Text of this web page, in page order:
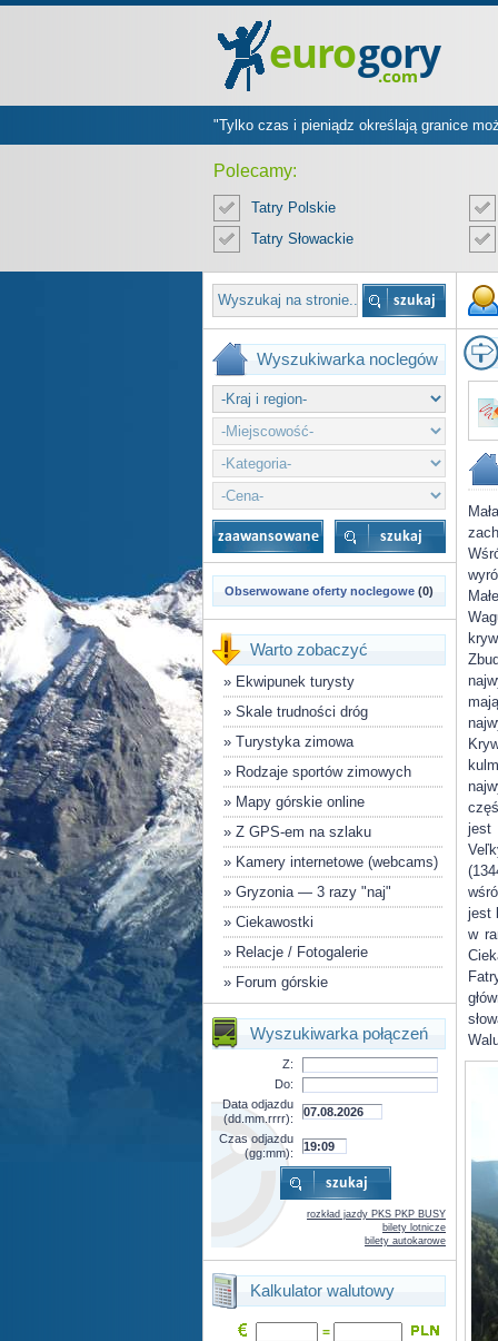
"Tylko czas i pieniądz określają granice
Polecamy:
Tatry Polskie
Tatry Słowackie
jest
jest
w
Wyszukiwarka noclegów
Obserwowane oferty noclegowe (0)
Warto zobaczyć
» Ekwipunek turysty
» Skale trudności dróg
» Turystyka zimowa
» Rodzaje sportów zimowych
» Mapy górskie online
» Z GPS-em na szlaku
» Kamery internetowe (webcams)
» Gryzonia — 3 razy "naj"
» Ciekawostki
» Relacje / Fotogalerie
» Forum górskie
Wyszukiwarka połączeń
Z:
Do:
Data odjazdu
(dd.mm.rrrr):
Czas odjazdu
(gg:mm):
rozkład jazdy PKS PKP BUSY
bilety lotnicze
bilety autokarowe
Kalkulator walutowy
=